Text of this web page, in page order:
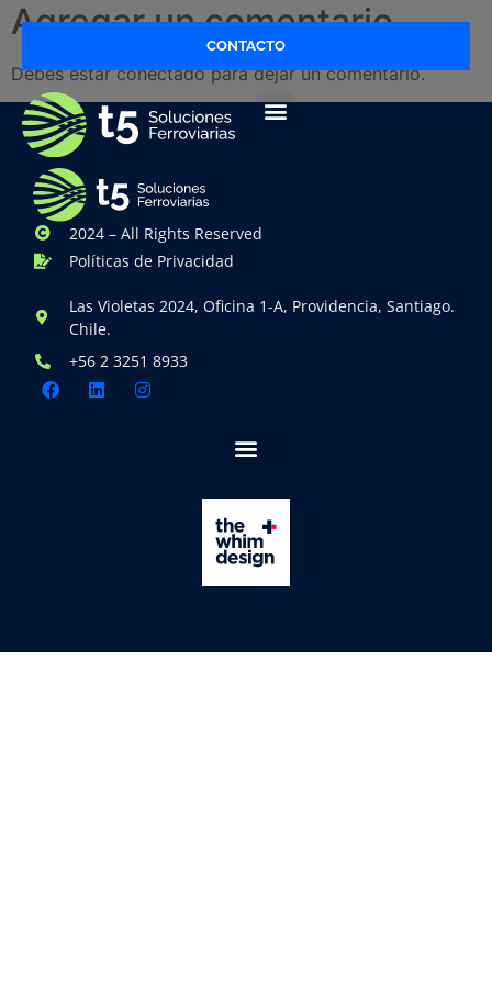
CONTACTO
Agregar un comentario
Debes estar conectado para dejar un comentario.
2024 – All Rights Reserved
Políticas de Privacidad
Las Violetas 2024, Oficina 1-A, Providencia, Santiago.
Chile.
+56 2 3251 8933